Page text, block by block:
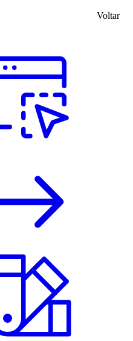
Voltar